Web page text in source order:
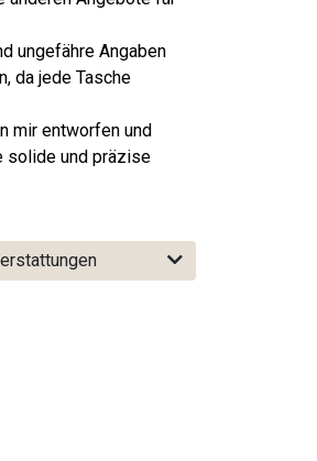
ungefähre Angaben
da jede Tasche
mir entworfen und
solide und präzise